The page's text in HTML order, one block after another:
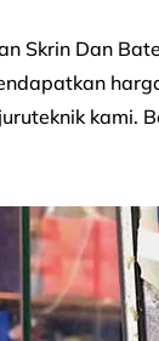
Skrin Dan
kami.